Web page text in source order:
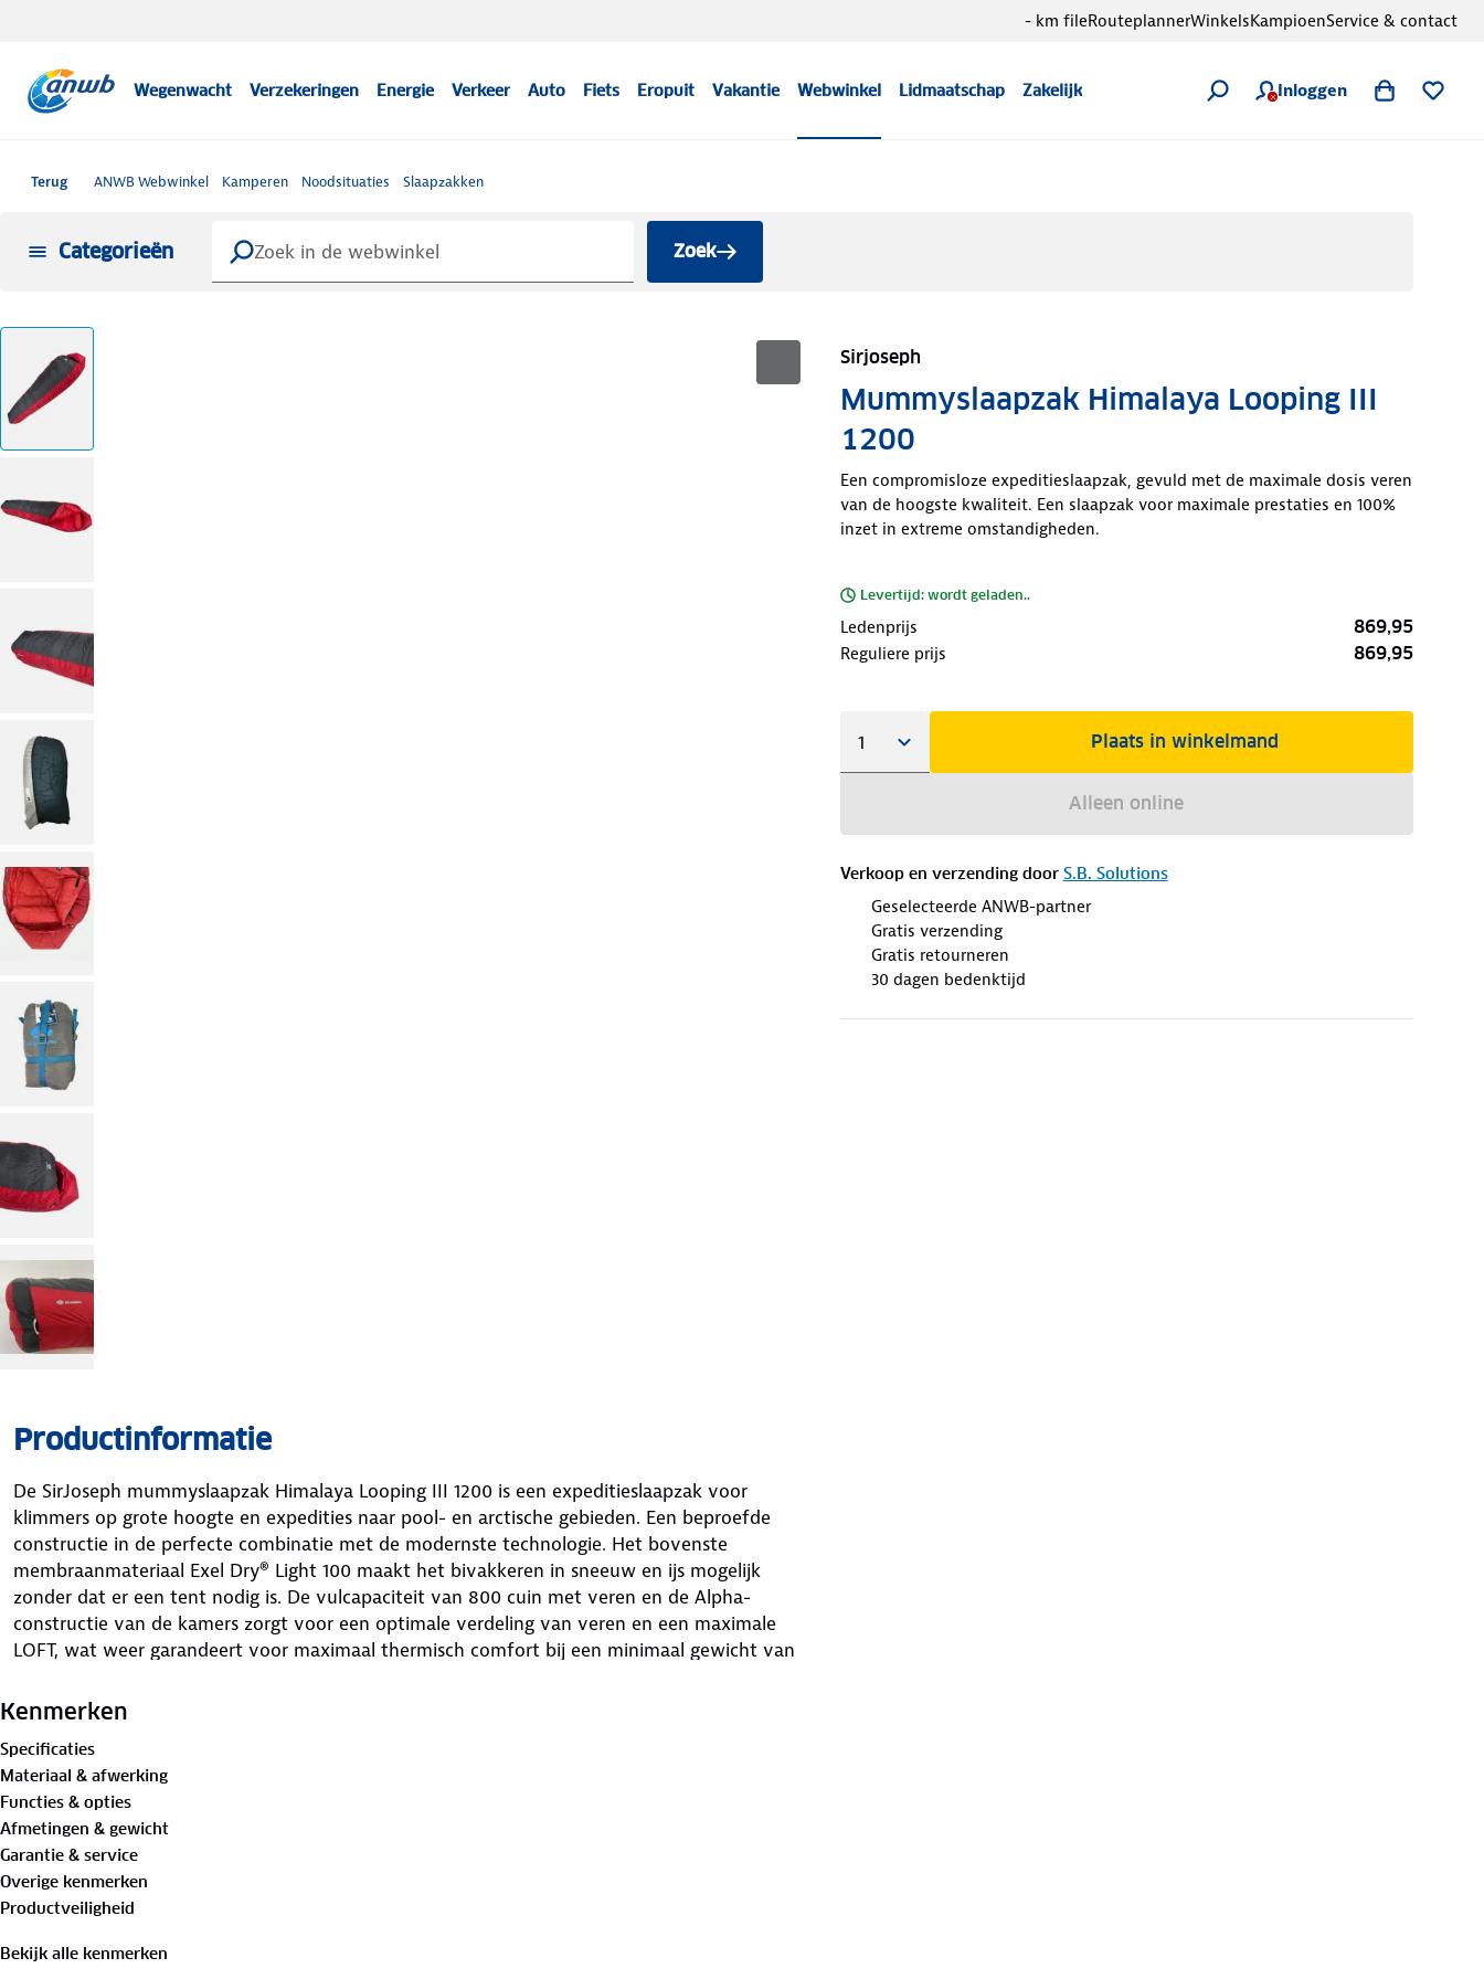
Wegenwacht Verzekeringen Energie Verkeer Auto Fiets Eropuit Vakantie Webwinkel Lidmaatschap Zakelijk Inloggen
- km fileRouteplannerWinkelsKampioenService & contact
Terug ANWB Webwinkel Kamperen Noodsituaties Slaapzakken
Categorieën Zoek
Sirjoseph
Mummyslaapzak Himalaya Looping III
1200
Een compromisloze expeditieslaapzak, gevuld met de maximale dosis veren
van de hoogste kwaliteit. Een slaapzak voor maximale prestaties en 100%
inzet in extreme omstandigheden.
Levertijd: wordt geladen..
Ledenprijs 869,95
Reguliere prijs 869,95
Plaats in winkelmand
Alleen online
Verkoop en verzending door S.B. Solutions
Geselecteerde ANWB-partner
Gratis verzending
Gratis retourneren
30 dagen bedenktijd
Productinformatie
De SirJoseph mummyslaapzak Himalaya Looping III 1200 is een expeditieslaapzak voor
klimmers op grote hoogte en expedities naar pool- en arctische gebieden. Een beproefde
constructie in de perfecte combinatie met de modernste technologie. Het bovenste
membraanmateriaal Exel Dry® Light 100 maakt het bivakkeren in sneeuw en ijs mogelijk
zonder dat er een tent nodig is. De vulcapaciteit van 800 cuin met veren en de Alpha-
constructie van de kamers zorgt voor een optimale verdeling van veren en een maximale
LOFT, wat weer garandeert voor maximaal thermisch comfort bij een minimaal gewicht van
wie minimaal gewicht een must is en een alpine stijl vanzelfsprekend is. De slaapzak is
speciaal ontworpen voor wandelaars, trekkers, jagers en vissers.
Voor de buitenzijde van de slaapzak is gebruik gemaakt van Exel Dry® Light 100 is een
buitenmateriaal dat wordt gebruikt voor het maken van slaapzakken en kleding gevuld met
veren of synthetische vezels. Een prestatiemembraan voorkomt dat vocht van buitenaf in
het isolatiemateriaal dringt en voert lichaamsvocht af. De ripstop afwerking op het oppervlak
verhoogt de scheurbestendigheid. Dankzij de winddichtheid ontsnapt er geen warmte en zijn
slaapzakken met dit materiaal tot wel 5 graden warmer dan producten met conventionele
Kenmerken
Specificaties
Materiaal & afwerking
Functies & opties
Afmetingen & gewicht
Garantie & service
Overige kenmerken
Productveiligheid
Bekijk alle kenmerken